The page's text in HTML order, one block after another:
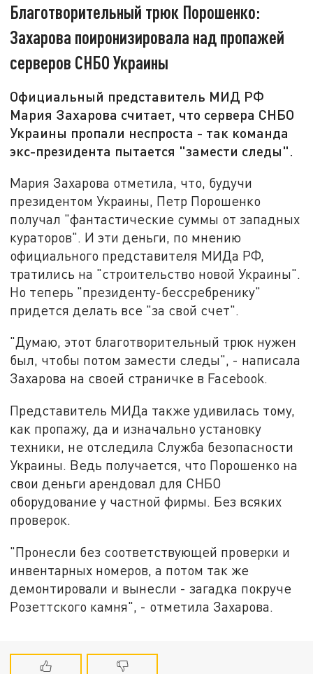
Благотворительный трюк Порошенко:
Захарова поиронизировала над пропажей
серверов СНБО Украины
Официальный представитель МИД РФ
Мария Захарова считает, что сервера СНБО
Украины пропали неспроста - так команда
экс-президента пытается "замести следы".
Мария Захарова отметила, что, будучи
президентом Украины, Петр Порошенко
получал "фантастические суммы от западных
кураторов". И эти деньги, по мнению
официального представителя МИДа РФ,
тратились на "строительство новой Украины".
Но теперь "президенту-бессребренику"
придется делать все "за свой счет".
"Думаю, этот благотворительный трюк нужен
был, чтобы потом замести следы", - написала
Захарова на своей страничке в Facebook.
Представитель МИДа также удивилась тому,
как пропажу, да и изначально установку
техники, не отследила Служба безопасности
Украины. Ведь получается, что Порошенко на
свои деньги арендовал для СНБО
оборудование у частной фирмы. Без всяких
проверок.
"Пронесли без соответствующей проверки и
инвентарных номеров, а потом так же
демонтировали и вынесли - загадка покруче
Розеттского камня", - отметила Захарова.